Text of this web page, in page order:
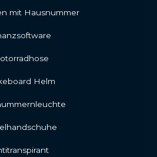
mit Hausnummer
Helm